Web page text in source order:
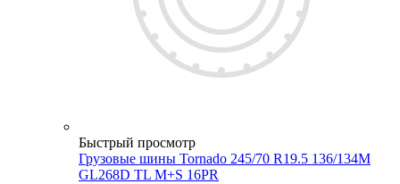
Быстрый просмотр
Грузовые шины Tornado 245/70 R19.5 136/134M
GL268D TL M+S 16PR